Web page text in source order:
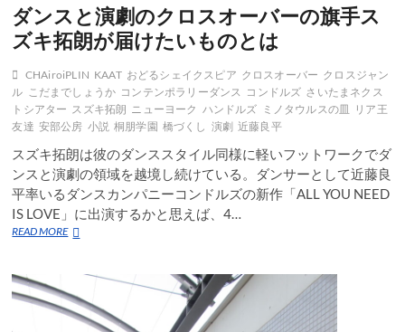
ダンスと演劇のクロスオーバーの旗手ス
ズキ拓朗が届けたいものとは
CHAiroiPLIN KAAT おどるシェイクスピア クロスオーバー クロスジャン
ル こだまでしょうか コンテンポラリーダンス コンドルズ さいたまネクス
トシアター スズキ拓朗 ニューヨーク ハンドルズ ミノタウルスの皿
リア王
友達 安部公房 小説 桐朋学園 橋づくし 演劇 近藤良平
スズキ拓朗は彼のダンススタイル同様に軽いフットワークでダ
ンスと演劇の領域を越境し続けている。ダンサーとして近藤良
平率いるダンスカンパニーコンドルズの新作「ALL YOU NEED
IS LOVE」に出演するかと思えば、4…
READ MOREダ
演
劇